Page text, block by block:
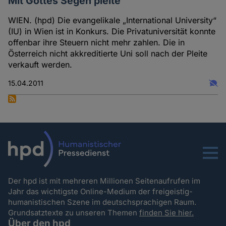
WIEN. (hpd) Die evangelikale „International University“
(IU) in Wien ist in Konkurs. Die Privatuniversität konnte
offenbar ihre Steuern nicht mehr zahlen. Die in
Österreich nicht akkreditierte Uni soll nach der Pleite
verkauft werden.
15.04.2011
Menu
Der hpd ist mit mehreren Millionen Seitenaufrufen im
Jahr das wichtigste Online-Medium der freigeistig-
humanistischen Szene im deutschsprachigen Raum.
Grundsatztexte zu unseren Themenfinden Sie hier.
Über den hpd
Cookies